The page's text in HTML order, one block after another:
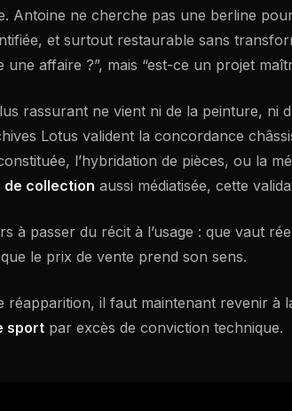
Antoine ne cherche pas une berline
et surtout restaurable sans
une affaire ?”, mais “est-ce un projet
rassurant ne vient ni de la peinture, ni
Lotus valident la concordance
l’hybridation de pièces, ou la
de collection aussi médiatisée, cette
à passer du récit à l’usage : que vaut
le prix de vente prend son sens.
réapparition, il faut maintenant revenir à
sport par excès de conviction technique.